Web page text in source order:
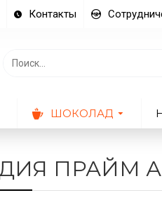
Контакты
ШОКОЛАД
ПРАЙМ